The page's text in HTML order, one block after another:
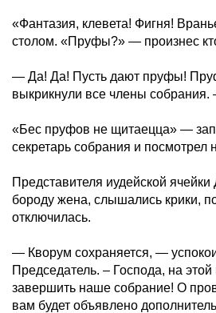
«Фантазия, клевета! Фигня!
столом. «Пруфы?» — произнес
— Да! Да! Пусть дают пруфы!
выкрикнули все члены собрания.
«Бес пруфов не щитаецца» —
секретарь собрания и посмотрел
Представителя иудейской
бороду жена, слышались крики,
отключилась.
— Кворум сохраняется, —
Председатель. – Господа, на этой
завершить наше собрание! О
вам будет объявлено